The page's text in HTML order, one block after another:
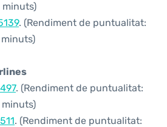
minuts)
. (Rendiment de puntualitat:
. (Rendiment de puntualitat:
minuts)
. (Rendiment de puntualitat: